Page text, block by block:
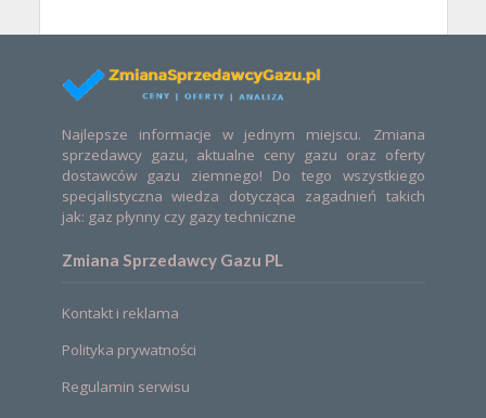
Najlepsze informacje w jednym miejscu. Zmiana
sprzedawcy gazu, aktualne ceny gazu oraz oferty
dostawców gazu ziemnego! Do tego wszystkiego
specjalistyczna wiedza dotycząca zagadnień takich
jak: gaz płynny czy gazy techniczne
Zmiana Sprzedawcy Gazu PL
Kontakt i reklama
Polityka prywatności
Regulamin serwisu